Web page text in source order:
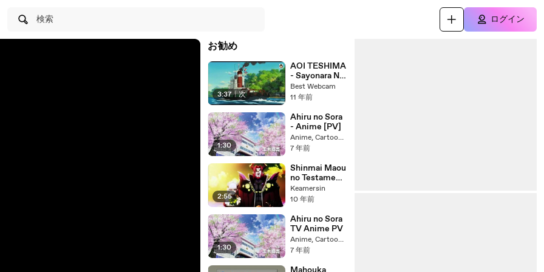
検索 ログイン
お勧め
3:37 | 次
AOI TESHIMA
- Sayonara No
Natsu
Best Webcam
11 年前
1:30
Ahiru no Sora
- Anime [PV]
Anime, Cartoon And Daily Videos
7 年前
2:55
Shinmai Maou
no Testament
BurstAMV-
Basara vs.
Keamersin
10 年前
1:30
Ahiru no Sora
TV Anime PV
Anime, Cartoon And Daily Videos
7 年前